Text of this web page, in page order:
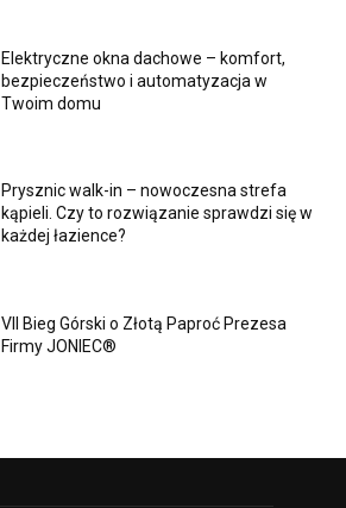
Elektryczne okna dachowe – komfort,
bezpieczeństwo i automatyzacja w
Twoim domu
Prysznic walk-in – nowoczesna strefa
kąpieli. Czy to rozwiązanie sprawdzi się w
każdej łazience?
VII Bieg Górski o Złotą Paproć Prezesa
Firmy JONIEC®